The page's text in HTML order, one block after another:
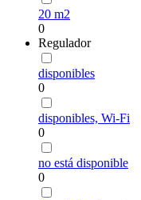
20 m2
0
Regulador
disponibles
0
disponibles, Wi-Fi
0
no está disponible
0